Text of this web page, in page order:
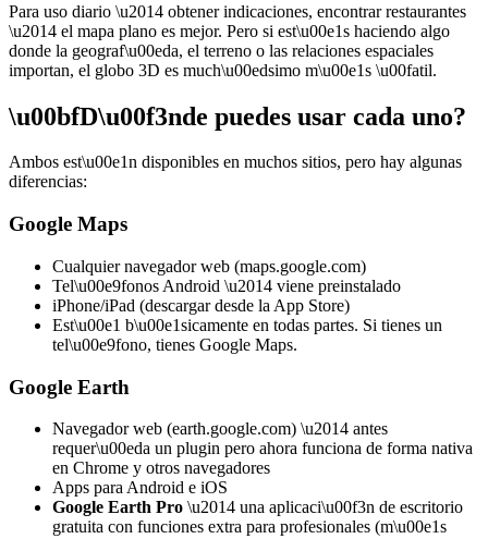
Para uso diario \u2014 obtener indicaciones, encontrar restaurantes
\u2014 el mapa plano es mejor. Pero si est\u00e1s haciendo algo
donde la geograf\u00eda, el terreno o las relaciones espaciales
importan, el globo 3D es much\u00edsimo m\u00e1s \u00fatil.
\u00bfD\u00f3nde puedes usar cada uno?
Ambos est\u00e1n disponibles en muchos sitios, pero hay algunas
diferencias:
Google Maps
Cualquier navegador web (maps.google.com)
Tel\u00e9fonos Android \u2014 viene preinstalado
iPhone/iPad (descargar desde la App Store)
Est\u00e1 b\u00e1sicamente en todas partes. Si tienes un
tel\u00e9fono, tienes Google Maps.
Google Earth
Navegador web (earth.google.com) \u2014 antes
requer\u00eda un plugin pero ahora funciona de forma nativa
en Chrome y otros navegadores
Apps para Android e iOS
Google Earth Pro \u2014 una aplicaci\u00f3n de escritorio
gratuita con funciones extra para profesionales (m\u00e1s